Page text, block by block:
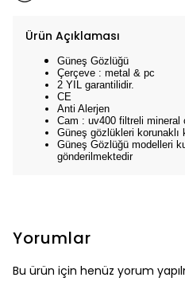
Ürün Açıklaması
Güneş Gözlüğü
Çerçeve : metal & pc
2 YIL garantilidir.
CE
Anti Alerjen
Cam : uv400 filtreli mineral
Güneş gözlükleri korunaklı
Güneş Gözlüğü modelleri
gönderilmektedir
Yorumlar
Bu ürün için henüz yorum